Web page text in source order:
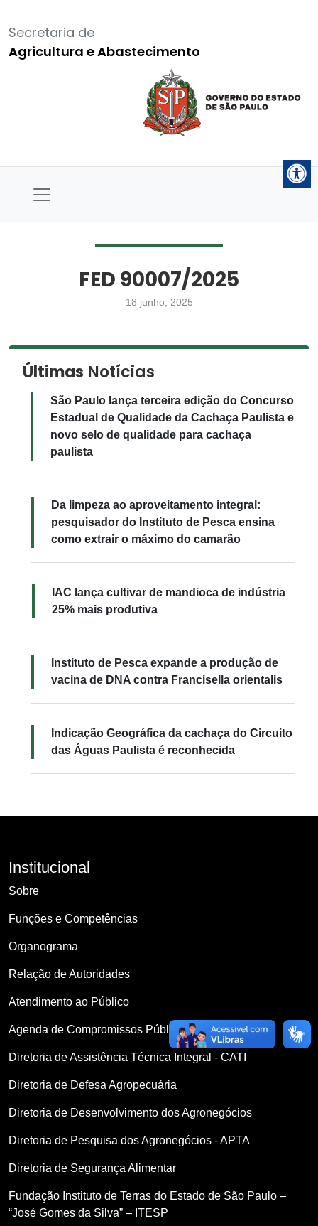
Secretaria de
Agricultura e Abastecimento
FED 90007/2025
18 junho, 2025
Últimas Notícias
São Paulo lança terceira edição do Concurso
Estadual de Qualidade da Cachaça Paulista e
novo selo de qualidade para cachaça
paulista
Da limpeza ao aproveitamento integral:
pesquisador do Instituto de Pesca ensina
como extrair o máximo do camarão
IAC lança cultivar de mandioca de indústria
25% mais produtiva
Instituto de Pesca expande a produção de
vacina de DNA contra Francisella orientalis
Indicação Geográfica da cachaça do Circuito
das Águas Paulista é reconhecida
Institucional
Sobre
Funções e Competências
Organograma
Relação de Autoridades
Atendimento ao Público
Agenda de Compromissos Públicos
Diretoria de Assistência Técnica Integral - CATI
Diretoria de Defesa Agropecuária
Diretoria de Desenvolvimento dos Agronegócios
Diretoria de Pesquisa dos Agronegócios - APTA
Diretoria de Segurança Alimentar
Fundação Instituto de Terras do Estado de São Paulo –
“José Gomes da Silva” – ITESP